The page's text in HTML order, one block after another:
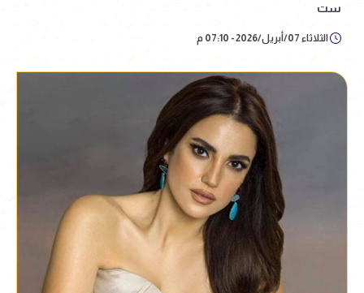
ست
الثلاثاء 07/أبريل/2026 - 07:10 م